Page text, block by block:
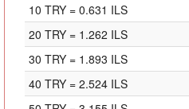
10 TRY = 0.631 ILS
20 TRY = 1.262 ILS
30 TRY = 1.893 ILS
40 TRY = 2.524 ILS